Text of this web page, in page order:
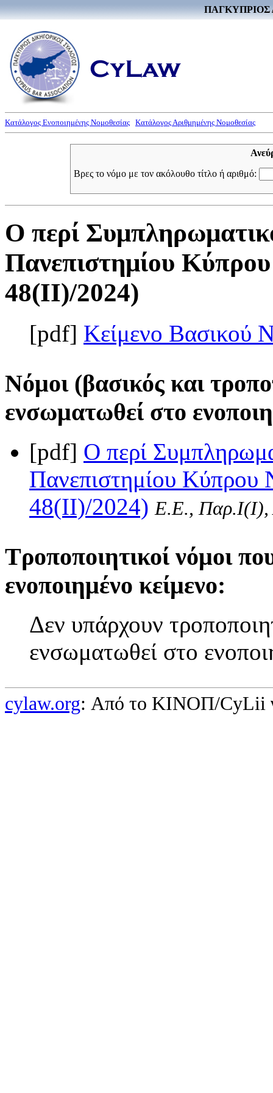
ΠΑΓΚΥΠΡΙΟΣ
Κατάλογος Ενοποιημένης Νομοθεσίας Κατάλογος Αριθμημένης Νομοθεσίας
Βρες το νόμο με τον ακόλουθο τίτλο ή αριθμό:
Ο περί
Πανεπιστημίου
48(II)/2024)
[pdf] Κείμενο Βασικού
Νόμοι (βασικός και
ενσωματωθεί στο
[pdf] Ο περί
Πανεπιστημίου
48(II)/2024) Ε.Ε., Παρ.Ι(I),
Τροποποιητικοί νόμοι
ενοποιημένο κείμενο:
Δεν υπάρχουν
ενσωματωθεί στο
cylaw.org: Από το ΚΙΝOΠ/CyLii